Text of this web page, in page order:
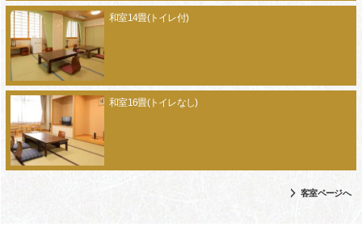
和室14畳(トイレ付)
和室16畳(トイレなし)
客室ページへ